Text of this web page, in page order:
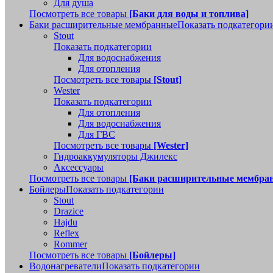
Для душа
Посмотреть все товары [Баки для воды и топлива]
Баки расширительные мембранныеПоказать
Stout
Показать подкатегории
Для водоснабжения
Для отопления
Посмотреть все товары [Stout]
Wester
Показать подкатегории
Для отопления
Для водоснабжения
Для ГВС
Посмотреть все товары [Wester]
Гидроаккумуляторы Джилекс
Аксессуары
Посмотреть все товары [Баки расширительные
БойлерыПоказать подкатегории
Stout
Drazice
Hajdu
Reflex
Rommer
Посмотреть все товары [Бойлеры]
ВодонагревателиПоказать подкатегории